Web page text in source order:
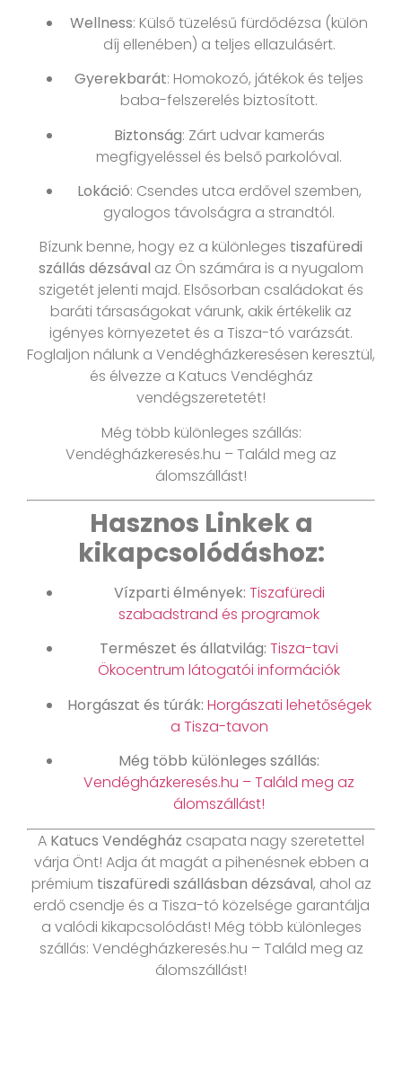
Wellness: Külső tüzelésű fürdődézsa (külön
díj ellenében) a teljes ellazulásért.
Gyerekbarát: Homokozó, játékok és teljes
baba-felszerelés biztosított.
Biztonság: Zárt udvar kamerás
megfigyeléssel és belső parkolóval.
Lokáció: Csendes utca erdővel szemben,
gyalogos távolságra a strandtól.
Bízunk benne, hogy ez a különleges tiszafüredi
szállás dézsával az Ön számára is a nyugalom
szigetét jelenti majd. Elsősorban családokat és
baráti társaságokat várunk, akik értékelik az
igényes környezetet és a Tisza-tó varázsát.
Foglaljon nálunk a Vendégházkeresésen keresztül,
és élvezze a Katucs Vendégház
vendégszeretetét!
Még több különleges szállás:
Vendégházkeresés.hu – Találd meg az
álomszállást!
Hasznos Linkek a
kikapcsolódáshoz:
Vízparti élmények: Tiszafüredi
szabadstrand és programok
Természet és állatvilág: Tisza-tavi
Ökocentrum látogatói információk
Horgászat és túrák: Horgászati lehetőségek
a Tisza-tavon
Még több különleges szállás:
Vendégházkeresés.hu – Találd meg az
álomszállást!
A Katucs Vendégház csapata nagy szeretettel
várja Önt! Adja át magát a pihenésnek ebben a
prémium tiszafüredi szállásban dézsával, ahol az
erdő csendje és a Tisza-tó közelsége garantálja
a valódi kikapcsolódást! Még több különleges
szállás: Vendégházkeresés.hu – Találd meg az
álomszállást!